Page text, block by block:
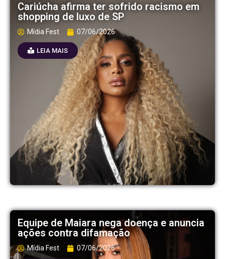
Cariúcha afirma ter sofrido racismo em
shopping de luxo de SP
Mídia Fest 07/06/2026
LEIA MAIS
Equipe de Maiara nega doença e anuncia
ações contra difamação
Mídia Fest 07/06/2026